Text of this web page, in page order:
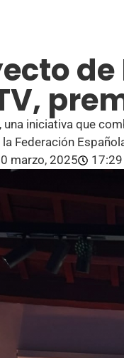
una iniciativa que
Federación
marzo, 2025 17:29